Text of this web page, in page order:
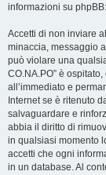
informazioni su phpBB:
Accetti di non inviare
minaccia, messaggio
può violare una
CO.NA.PO” è
all’immediato e
Internet se è ritenuto
salvaguardare e
abbia il diritto di
in qualsiasi momento
accetti che ogni
in un database. Al